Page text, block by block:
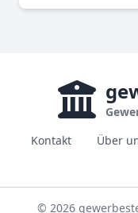
Kontakt
Über
© 2026